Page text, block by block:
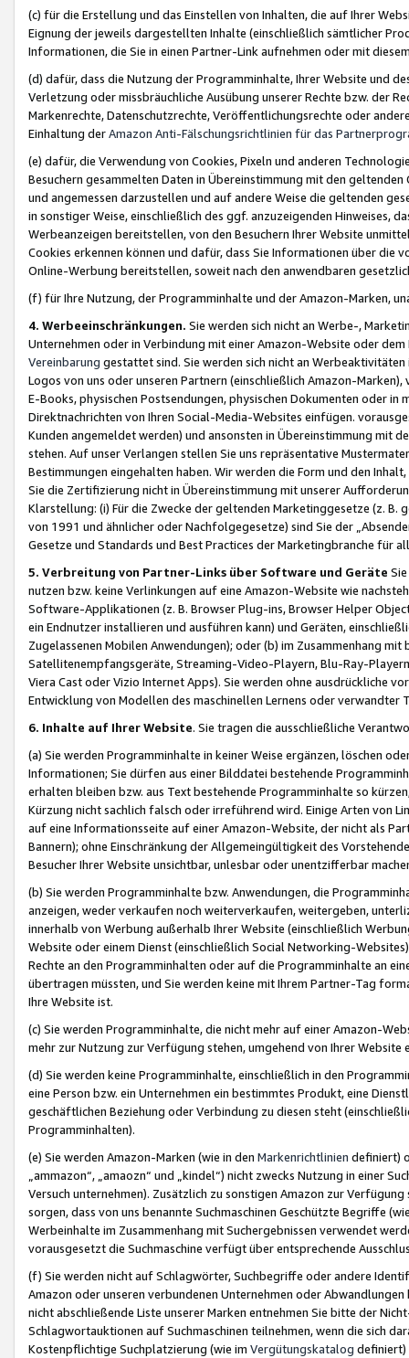
(c) für die Erstellung und das Einstellen von Inhalten, die auf Ihrer
Eignung der jeweils dargestellten Inhalte (einschließlich sämtlicher
Informationen, die Sie in einen Partner-Link aufnehmen oder mit
(d) dafür, dass die Nutzung der Programminhalte, Ihrer Website und
Verletzung oder missbräuchliche Ausübung unserer Rechte bzw. der
Markenrechte, Datenschutzrechte, Veröffentlichungsrechte oder
Einhaltung derAmazon Anti-Fälschungsrichtlinien für das
(e) dafür, die Verwendung von Cookies, Pixeln und anderen
Besuchern gesammelten Daten in Übereinstimmung mit den
und angemessen darzustellen und auf andere Weise die geltenden
in sonstiger Weise, einschließlich des ggf. anzuzeigenden Hinweises,
Werbeanzeigen bereitstellen, von den Besuchern Ihrer Website
Cookies erkennen können und dafür, dass Sie Informationen über die
Online-Werbung bereitstellen, soweit nach den anwendbaren
(f) für Ihre Nutzung, der Programminhalte und der Amazon-Marken,
4. Werbeeinschränkungen. Sie werden sich nicht an Werbe-,
Unternehmen oder in Verbindung mit einer Amazon-Website oder
Vereinbarung gestattet sind. Sie werden sich nicht an
Logos von uns oder unseren Partnern (einschließlich Amazon-
E-Books, physischen Postsendungen, physischen Dokumenten oder in
Direktnachrichten von Ihren Social-Media-Websites einfügen.
Kunden angemeldet werden) und ansonsten in Übereinstimmung mit
stehen. Auf unser Verlangen stellen Sie uns repräsentative
Bestimmungen eingehalten haben. Wir werden die Form und den
Sie die Zertifizierung nicht in Übereinstimmung mit unserer
Klarstellung: (i) Für die Zwecke der geltenden Marketinggesetze (z. B.
von 1991 und ähnlicher oder Nachfolgegesetze) sind Sie der
Gesetze und Standards und Best Practices der Marketingbranche für
5. Verbreitung von Partner-Links über Software und Geräte
nutzen bzw. keine Verlinkungen auf eine Amazon-Website wie
Software-Applikationen (z. B. Browser Plug-ins, Browser Helper
ein Endnutzer installieren und ausführen kann) und Geräten,
Zugelassenen Mobilen Anwendungen); oder (b) im Zusammenhang
Satellitenempfangsgeräte, Streaming-Video-Playern, Blu-Ray-
Viera Cast oder Vizio Internet Apps). Sie werden ohne ausdrückliche
Entwicklung von Modellen des maschinellen Lernens oder
6. Inhalte auf Ihrer Website. Sie tragen die ausschließliche
(a) Sie werden Programminhalte in keiner Weise ergänzen, löschen
Informationen; Sie dürfen aus einer Bilddatei bestehende
erhalten bleiben bzw. aus Text bestehende Programminhalte so
Kürzung nicht sachlich falsch oder irreführend wird. Einige Arten von
auf eine Informationsseite auf einer Amazon-Website, der nicht als
Bannern); ohne Einschränkung der Allgemeingültigkeit des
Besucher Ihrer Website unsichtbar, unlesbar oder unentzifferbar
(b) Sie werden Programminhalte bzw. Anwendungen, die
anzeigen, weder verkaufen noch weiterverkaufen, weitergeben,
innerhalb von Werbung außerhalb Ihrer Website (einschließlich
Website oder einem Dienst (einschließlich Social Networking-
Rechte an den Programminhalten oder auf die Programminhalte an
übertragen müssten, und Sie werden keine mit Ihrem Partner-Tag
Ihre Website ist.
(c) Sie werden Programminhalte, die nicht mehr auf einer Amazon-
mehr zur Nutzung zur Verfügung stehen, umgehend von Ihrer
(d) Sie werden keine Programminhalte, einschließlich in den
eine Person bzw. ein Unternehmen ein bestimmtes Produkt, eine
geschäftlichen Beziehung oder Verbindung zu diesen steht
Programminhalten).
(e) Sie werden Amazon-Marken (wie in den Markenrichtlinien definiert)
„ammazon“, „amaozn“ und „kindel“) nicht zwecks Nutzung in einer
Versuch unternehmen). Zusätzlich zu sonstigen Amazon zur
sorgen, dass von uns benannte Suchmaschinen Geschützte Begriffe
Werbeinhalte im Zusammenhang mit Suchergebnissen verwendet
vorausgesetzt die Suchmaschine verfügt über entsprechende
(f) Sie werden nicht auf Schlagwörter, Suchbegriffe oder andere
Amazon oder unseren verbundenen Unternehmen oder
nicht abschließende Liste unserer Marken entnehmen Sie bitte der
Schlagwortauktionen auf Suchmaschinen teilnehmen, wenn die sich
Kostenpflichtige Suchplatzierung (wie im Vergütungskatalog definiert)